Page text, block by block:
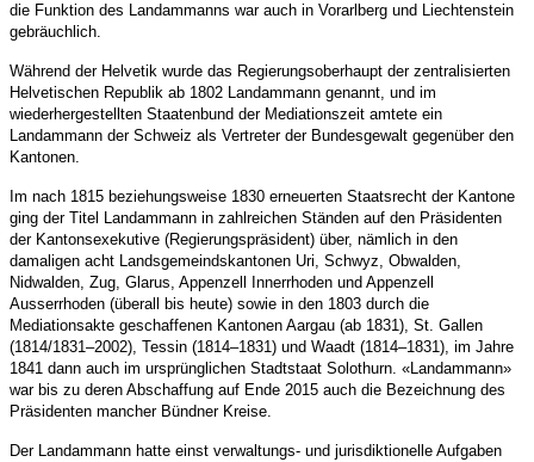
die Funktion des Landammanns war auch in Vorarlberg und Liechtenstein
gebräuchlich.
Während der Helvetik wurde das Regierungsoberhaupt der zentralisierten
Helvetischen Republik ab 1802 Landammann genannt, und im
wiederhergestellten Staatenbund der Mediationszeit amtete ein
Landammann der Schweiz als Vertreter der Bundesgewalt gegenüber den
Kantonen.
Im nach 1815 beziehungsweise 1830 erneuerten Staatsrecht der Kantone
ging der Titel Landammann in zahlreichen Ständen auf den Präsidenten
der Kantonsexekutive (Regierungspräsident) über, nämlich in den
damaligen acht Landsgemeindskantonen Uri, Schwyz, Obwalden,
Nidwalden, Zug, Glarus, Appenzell Innerrhoden und Appenzell
Ausserrhoden (überall bis heute) sowie in den 1803 durch die
Mediationsakte geschaffenen Kantonen Aargau (ab 1831), St. Gallen
(1814/1831–2002), Tessin (1814–1831) und Waadt (1814–1831), im Jahre
1841 dann auch im ursprünglichen Stadtstaat Solothurn. «Landammann»
war bis zu deren Abschaffung auf Ende 2015 auch die Bezeichnung des
Präsidenten mancher Bündner Kreise.
Der Landammann hatte einst verwaltungs- und jurisdiktionelle Aufgaben